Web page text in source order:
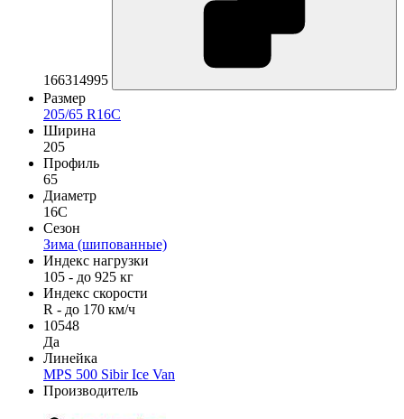
166314995
Размер
205/65 R16C
Ширина
205
Профиль
65
Диаметр
16C
Сезон
Зима (шипованные)
Индекс нагрузки
105 - до 925 кг
Индекс скорости
R - до 170 км/ч
10548
Да
Линейка
MPS 500 Sibir Ice Van
Производитель